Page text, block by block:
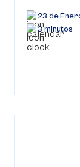
23 de
3 minutos